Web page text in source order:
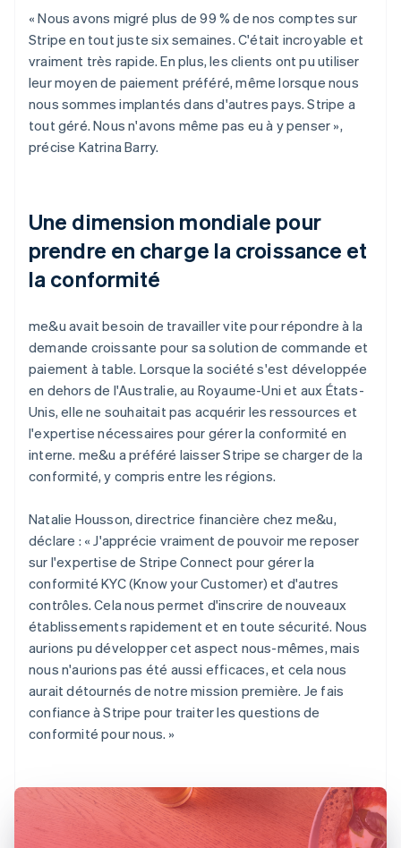
« Nous avons migré plus de 99 % de nos comptes sur
Stripe en tout juste six semaines. C'était incroyable et
vraiment très rapide. En plus, les clients ont pu utiliser
leur moyen de paiement préféré, même lorsque nous
nous sommes implantés dans d'autres pays. Stripe a
tout géré. Nous n'avons même pas eu à y penser »,
précise Katrina Barry.
Une dimension mondiale pour
prendre en charge la croissance et
la conformité
me&u avait besoin de travailler vite pour répondre à la
demande croissante pour sa solution de commande et
paiement à table. Lorsque la société s'est développée
en dehors de l'Australie, au Royaume-Uni et aux États-
Unis, elle ne souhaitait pas acquérir les ressources et
l'expertise nécessaires pour gérer la conformité en
interne. me&u a préféré laisser Stripe se charger de la
conformité, y compris entre les régions.
Natalie Housson, directrice financière chez me&u,
déclare : « J'apprécie vraiment de pouvoir me reposer
sur l'expertise de Stripe Connect pour gérer la
conformité KYC (Know your Customer) et d'autres
contrôles. Cela nous permet d'inscrire de nouveaux
établissements rapidement et en toute sécurité. Nous
aurions pu développer cet aspect nous-mêmes, mais
nous n'aurions pas été aussi efficaces, et cela nous
aurait détournés de notre mission première. Je fais
confiance à Stripe pour traiter les questions de
conformité pour nous. »